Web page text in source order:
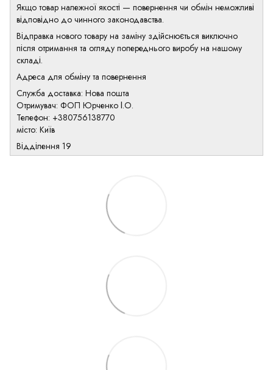
Якщо товар належної якості — повернення чи обмін неможливі
відповідно до чинного законодавства.
Відправка нового товару на заміну здійснюється виключно
після отримання та огляду попереднього виробу на нашому
складі.
Адреса для обміну та повернення
Служба доставка: Нова пошта
Отримувач: ФОП Юрченко І.О.
Телефон: +380756138770
місто: Київ
Відділення 19